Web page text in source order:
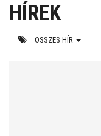
HÍREK
ÖSSZES HÍR